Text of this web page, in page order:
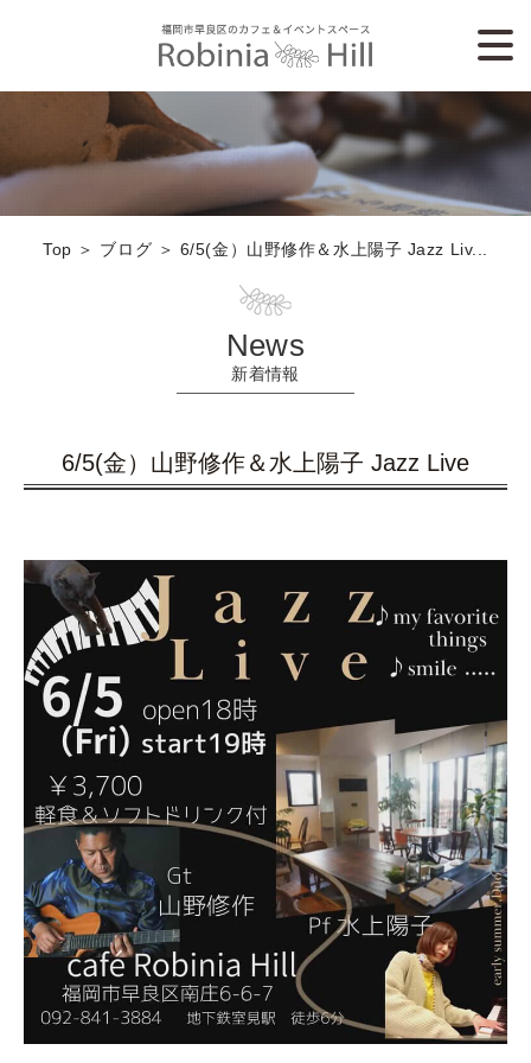
Top ＞ ブログ ＞ 6/5(金）山野修作＆水上陽子 Jazz Liv...
News
新着情報
6/5(金）山野修作＆水上陽子 Jazz Live